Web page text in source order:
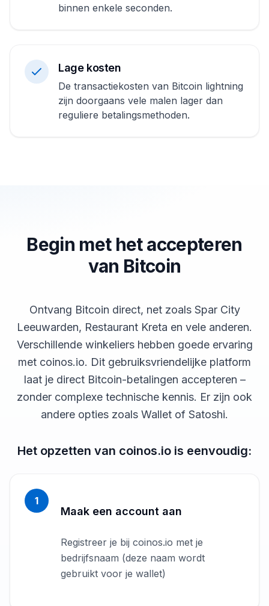
binnen enkele seconden.
Lage kosten
De transactiekosten van Bitcoin lightning
zijn doorgaans vele malen lager dan
reguliere betalingsmethoden.
Begin met het accepteren
van Bitcoin
Ontvang Bitcoin direct, net zoals Spar City
Leeuwarden, Restaurant Kreta en vele anderen.
Verschillende winkeliers hebben goede ervaring
met coinos.io. Dit gebruiksvriendelijke platform
laat je direct Bitcoin-betalingen accepteren –
zonder complexe technische kennis. Er zijn ook
andere opties zoals Wallet of Satoshi.
Het opzetten van coinos.io is eenvoudig:
1
Maak een account aan
Registreer je bij coinos.io met je
bedrijfsnaam (deze naam wordt
gebruikt voor je wallet)